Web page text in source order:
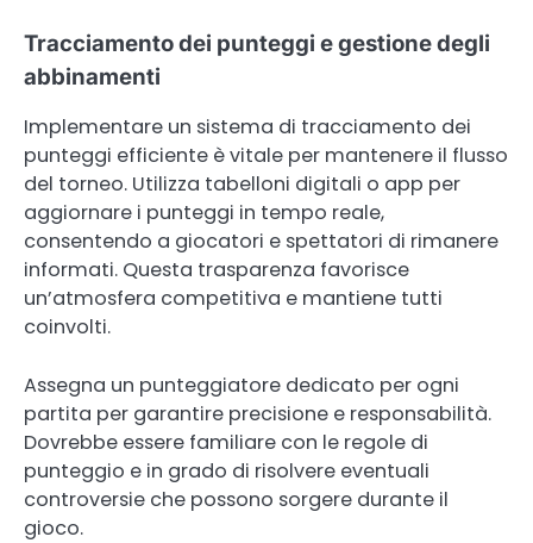
Tracciamento dei punteggi e gestione degli
abbinamenti
Implementare un sistema di tracciamento dei
punteggi efficiente è vitale per mantenere il flusso
del torneo. Utilizza tabelloni digitali o app per
aggiornare i punteggi in tempo reale,
consentendo a giocatori e spettatori di rimanere
informati. Questa trasparenza favorisce
un’atmosfera competitiva e mantiene tutti
coinvolti.
Assegna un punteggiatore dedicato per ogni
partita per garantire precisione e responsabilità.
Dovrebbe essere familiare con le regole di
punteggio e in grado di risolvere eventuali
controversie che possono sorgere durante il
gioco.